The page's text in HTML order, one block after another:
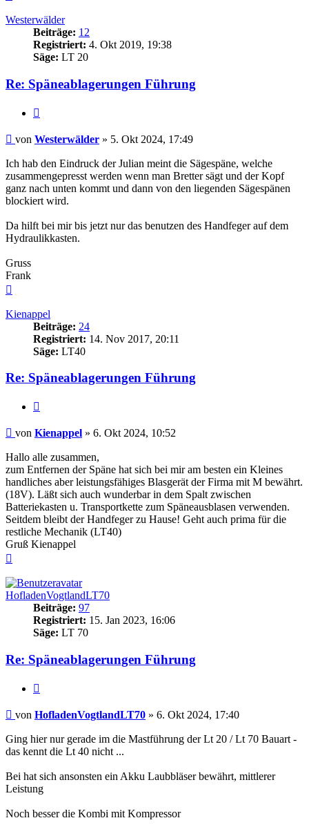
Westerwälder
Beiträge: 12
Registriert: 4. Okt 2019, 19:38
Säge: LT 20
Re: Späneablagerungen Führung
Beitrag
von Westerwälder » 5. Okt 2024, 17:49
Ich hab den Eindruck der Julian meint die Sägespäne, welche
zusammengepresst werden wenn man Bretter sägt und der Kopf
ganz nach unten kommt und dann von den liegenden Sägespänen
blockiert wird.
Da hilft bei mir bis jetzt nur das benutzen des Handfeger auf dem
Hydraulikkasten.
Gruss
Frank
Kienappel
Beiträge: 24
Registriert: 14. Nov 2017, 20:11
Säge: LT40
Re: Späneablagerungen Führung
Beitrag
von Kienappel » 6. Okt 2024, 10:52
Hallo alle zusammen,
zum Entfernen der Späne hat sich bei mir am besten ein Kleines
handliches aber leistungsfähiges Blasgerät der Firma mit M bewährt.
(18V). Läßt sich auch wunderbar in dem Spalt zwischen
Batteriekasten u. Transportkette zum Späneausblasen verwenden.
Seitdem bleibt der Handfeger zu Hause! Geht auch prima für die
restliche Mechanik (LT40)
Gruß Kienappel
HofladenVogtlandLT70
Beiträge: 97
Registriert: 15. Jan 2023, 16:06
Säge: LT 70
Re: Späneablagerungen Führung
Beitrag
von HofladenVogtlandLT70 » 6. Okt 2024, 17:40
Ging hier nur gerade im die Mastführung der Lt 20 / Lt 70 Bauart -
das kennt die Lt 40 nicht ...
Bei hat sich ansonsten ein Akku Laubbläser bewährt, mittlerer
Leistung
Noch besser die Kombi mit Kompressor